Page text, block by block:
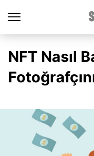
NFT Nasıl